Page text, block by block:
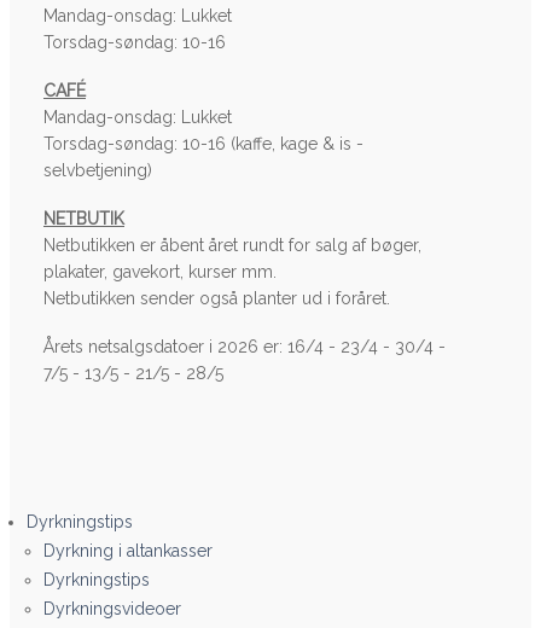
Mandag-onsdag: Lukket
Torsdag-søndag: 10-16
CAFÉ
Mandag-onsdag: Lukket
Torsdag-søndag: 10-16 (kaffe, kage & is -
selvbetjening)
NETBUTIK
Netbutikken er åbent året rundt for salg af bøger,
plakater, gavekort, kurser mm.
Netbutikken sender også planter ud i foråret.
Årets netsalgsdatoer i 2026 er: 16/4 - 23/4 - 30/4 -
7/5 - 13/5 - 21/5 - 28/5
Dyrkningstips
Dyrkning i altankasser
Dyrkningstips
Dyrkningsvideoer